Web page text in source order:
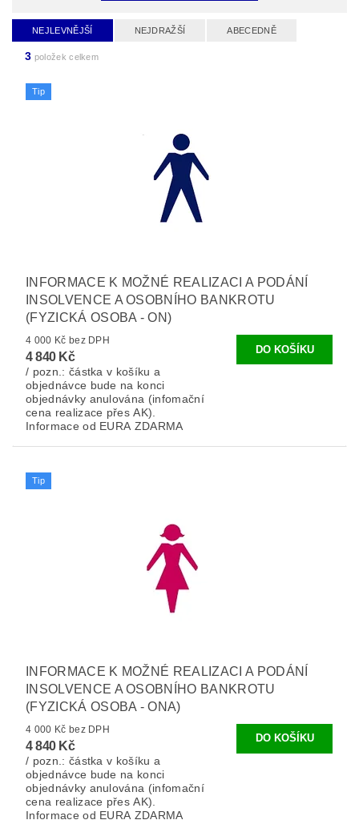
NEJLEVNĚJŠÍ NEJDRAŽŠÍ ABECEDNĚ
3 položek celkem
Tip
INFORMACE K MOŽNÉ REALIZACI A PODÁNÍ
INSOLVENCE A OSOBNÍHO BANKROTU
(FYZICKÁ OSOBA - ON)
4 000 Kč bez DPH
4 840 Kč
/ pozn.: částka v košíku a
objednávce bude na konci
objednávky anulována (infomační
cena realizace přes AK).
Informace od EURA ZDARMA
Tip
INFORMACE K MOŽNÉ REALIZACI A PODÁNÍ
INSOLVENCE A OSOBNÍHO BANKROTU
(FYZICKÁ OSOBA - ONA)
4 000 Kč bez DPH
4 840 Kč
/ pozn.: částka v košíku a
objednávce bude na konci
objednávky anulována (infomační
cena realizace přes AK).
Informace od EURA ZDARMA